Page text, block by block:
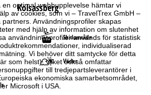
optimal webbupplevelse hämtar vi
av cookies, som vi – TravelTrex GmbH –
Användningsprofiler skapas
med hjälp av information om slutenhet
användningsprofiler används för statistisk
individualiserad
Vi behöver ditt samtycke för detta
som helst), vilket också omfattar
till tredjepartsleverantörer i
ekonomiska samarbetsområdet,
Microsoft i USA.
Kolsassberg
Skidområde
Väder